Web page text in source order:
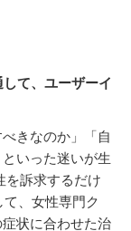
て、ユーザーイ
きなのか」「自
いった迷いが生
を訴求するだけ
、女性専門ク
状に合わせた治